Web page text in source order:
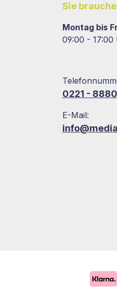
Sie
Montag bis
09:00 - 17:00
0221 -
E-Mail: